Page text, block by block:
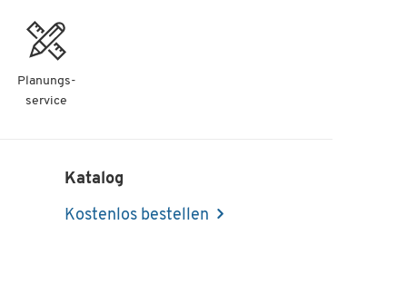
Planungs-
service
Katalog
Kostenlos bestellen